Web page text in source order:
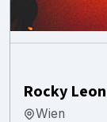
Rocky Leon
Wien